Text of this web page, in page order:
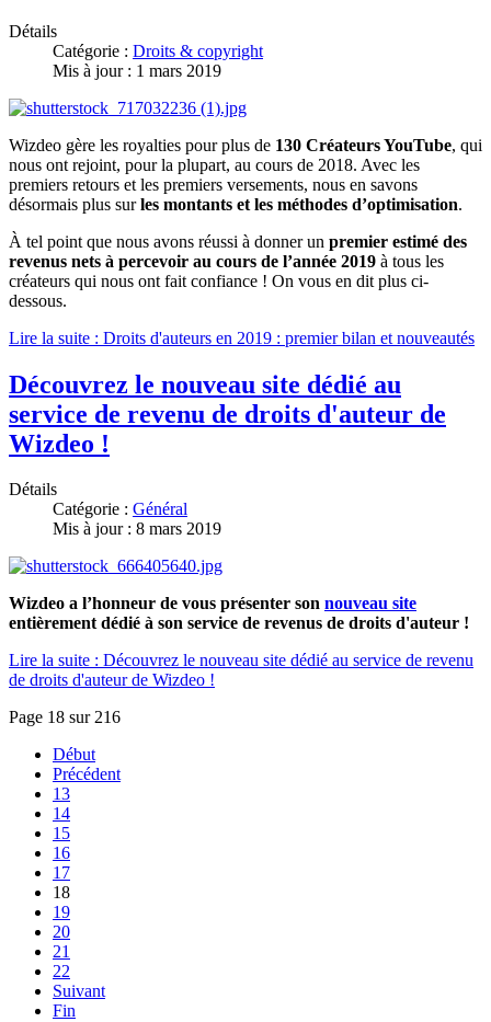
Détails
Catégorie : Droits & copyright
Mis à jour : 1 mars 2019
Wizdeo gère les royalties pour plus de 130 Créateurs YouTube, qui
nous ont rejoint, pour la plupart, au cours de 2018. Avec les
premiers retours et les premiers versements, nous en savons
désormais plus surles montants et les méthodes d’optimisation.
À tel point que nous avons réussi à donner un premier estimé des
revenus nets à percevoir au cours de l’année 2019 à tous les
créateurs qui nous ont fait confiance ! On vous en dit plus ci-
dessous.
Lire la suite : Droits d'auteurs en 2019 : premier bilan et nouveautés
Découvrez le nouveau site dédié au
service de revenu de droits d'auteur de
Wizdeo !
Détails
Catégorie : Général
Mis à jour : 8 mars 2019
Wizdeo a l’honneur de vous présenter son nouveau site
entièrement dédié à son service de revenus de droits d'auteur !
Lire la suite : Découvrez le nouveau site dédié au service de revenu
de droits d'auteur de Wizdeo !
Page 18 sur 216
Début
Précédent
13
14
15
16
17
18
19
20
21
22
Suivant
Fin